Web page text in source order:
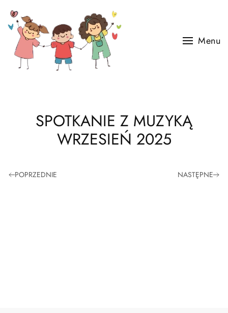
Skip to main content
Menu
SPOTKANIE Z MUZYKĄ
WRZESIEŃ 2025
POPRZEDNIE NASTĘPNE